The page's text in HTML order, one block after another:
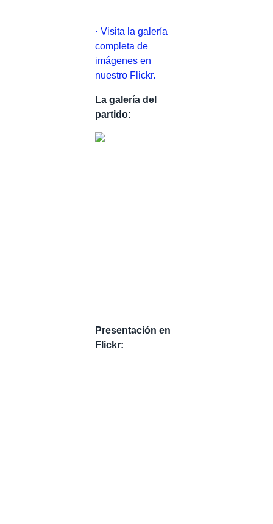
· Visita la galería
completa de
imágenes en
nuestro Flickr.
La galería del
partido:
Presentación en
Flickr: